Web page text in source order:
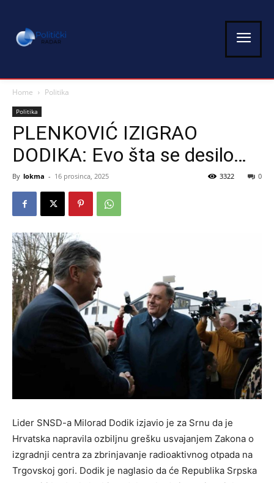
Home Politika
Politika
PLENKOVIĆ IZIGRAO
DODIKA: Evo šta se desilo…
By lokma - 16 prosinca, 2025 0
3322
Lider SNSD-a Milorad Dodik izjavio je za Srnu da je
Hrvatska napravila ozbiljnu grešku usvajanjem Zakona o
izgradnji centra za zbrinjavanje radioaktivnog otpada na
Trgovskoj gori. Dodik je naglasio da će Republika Srpska